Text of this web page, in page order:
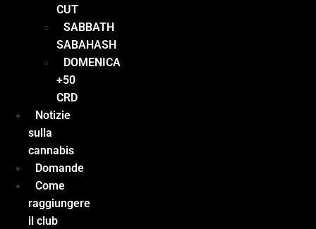
CUT
SABBATH
SABAHASH
DOMENICA
+50
CRD
Notizie
sulla
cannabis
Domande
Come
raggiungere
il club